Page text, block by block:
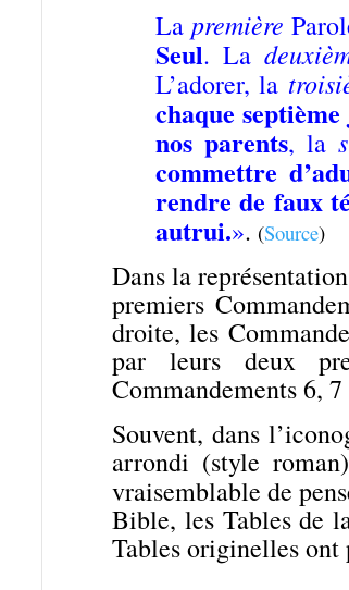
Lapremière
Seul. La
L’adorer, la
chaque
nos parents, la
commettre
rendre de faux
autrui.». (Source)
Dans la
premiers
droite, les
par leurs deux
Commandements 6,
Souvent, dans
arrondi (style
vraisemblable de
Bible, les Tables de
Tables originelles ont